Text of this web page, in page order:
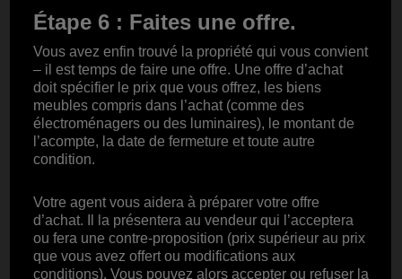
Étape 6 : Faites une offre.
Vous avez enfin trouvé la propriété qui vous convient
– il est temps de faire une offre. Une offre d’achat
doit spécifier le prix que vous offrez, les biens
meubles compris dans l’achat (comme des
électroménagers ou des luminaires), le montant de
l’acompte, la date de fermeture et toute autre
condition.
Votre agent vous aidera à préparer votre offre
d’achat. Il la présentera au vendeur qui l’acceptera
ou fera une contre-proposition (prix supérieur au prix
que vous avez offert ou modifications aux
conditions). Vous pouvez alors accepter ou refuser la